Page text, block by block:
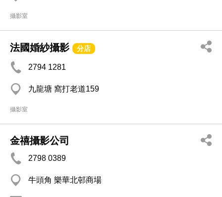
攝影室
法國婚紗攝影 分店
2794 1281
九龍塘 窩打老道159
攝影室
金禧攝影公司
2798 0389
牛頭角 樂華北邨商場